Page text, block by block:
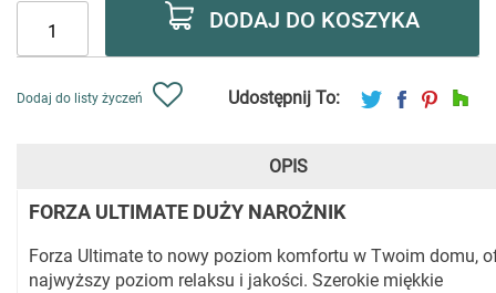
DODAJ DO KOSZYKA
Dodaj do listy życzeń Udostępnij To:
OPIS
FORZA ULTIMATE DUŻY NAROŻNIK
Forza Ultimate to nowy poziom komfortu w Twoim domu,
najwyższy poziom relaksu i jakości. Szerokie miękkie